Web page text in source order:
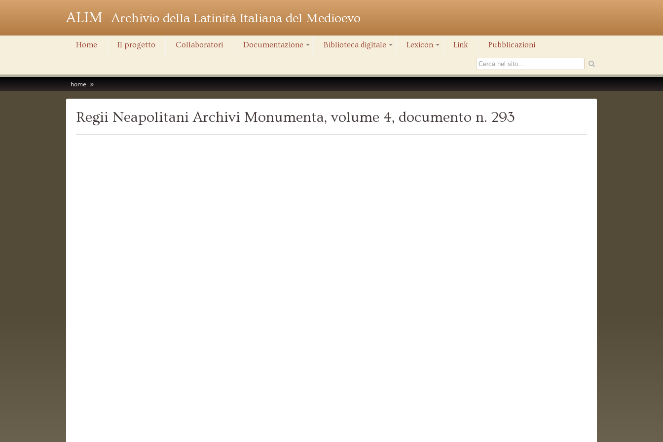
ALIM Archivio della Latinità Italiana del Medioevo
Home Il progetto Collaboratori Documentazione Biblioteca digitale Lexicon Link Pubblicazioni
home
Regii Neapolitani Archivi Monumenta, volume 4, documento n. 293